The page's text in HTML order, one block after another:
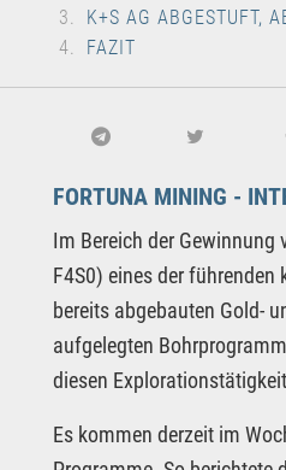
K+S AG ABGESTUFT,
FAZIT
FORTUNA MINING -
Im Bereich der Gewinnung
F4S0) eines der
bereits abgebauten Gold-
aufgelegten
diesen
Es kommen derzeit im